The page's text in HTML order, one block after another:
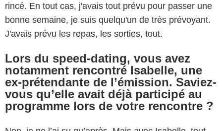
rincé. En tout cas, j'avais tout prévu pour passer une
bonne semaine, je suis quelqu'un de très prévoyant.
J'avais prévu les repas, les sorties, tout.
Lors du speed-dating, vous avez
notamment rencontré Isabelle, une
ex-prétendante de l’émission. Saviez-
vous qu’elle avait déjà participé au
programme lors de votre rencontre ?